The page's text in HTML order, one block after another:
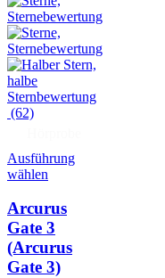
(62)
Ausführung
wählen
Arcurus
Gate 3
(Arcurus
Gate 3)